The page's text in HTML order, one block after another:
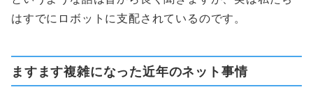
はすでにロボットに支配されているのです。
ますます複雑になった近年のネット事情